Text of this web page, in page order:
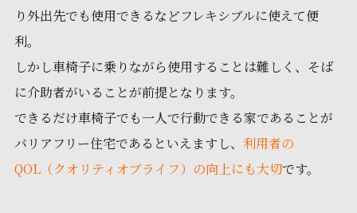
り外出先でも使用できるなどフレキシブルに使えて便
利。
しかし車椅子に乗りながら使用することは難しく、そば
に介助者がいることが前提となります。
できるだけ車椅子でも一人で行動できる家であることが
バリアフリー住宅であるといえますし、 利用者の
QOL（クオリティオブライフ）の向上にも大切です。